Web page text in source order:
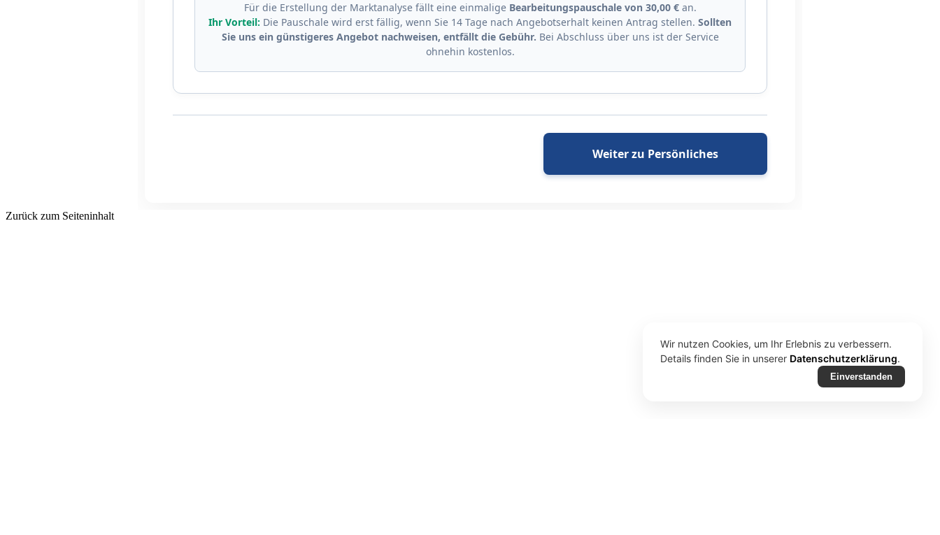
Wir nutzen Cookies, um Ihr Erlebnis zu verbessern.
Details finden Sie in unserer Datenschutzerklärung.
Einverstanden
Für die Erstellung der Marktanalyse fällt eine einmalige Bearbeitungspauschale von 30,00 €an.
Ihr Vorteil: Die Pauschale wird erst fällig, wenn Sie 14 Tage nach Angebotserhalt keinen Antrag stellen. Sollten
Sie uns ein günstigeres Angebot nachweisen, entfällt die Gebühr. Bei Abschluss über uns ist der Service
ohnehin kostenlos.
Weiter zu Persönliches
Zurück zum Seiteninhalt